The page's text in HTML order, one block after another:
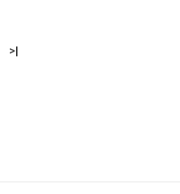
>|